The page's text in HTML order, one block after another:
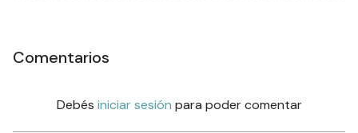
Comentarios
Debés iniciar sesión para poder comentar